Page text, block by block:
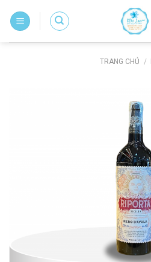
TRANG CHỦ /